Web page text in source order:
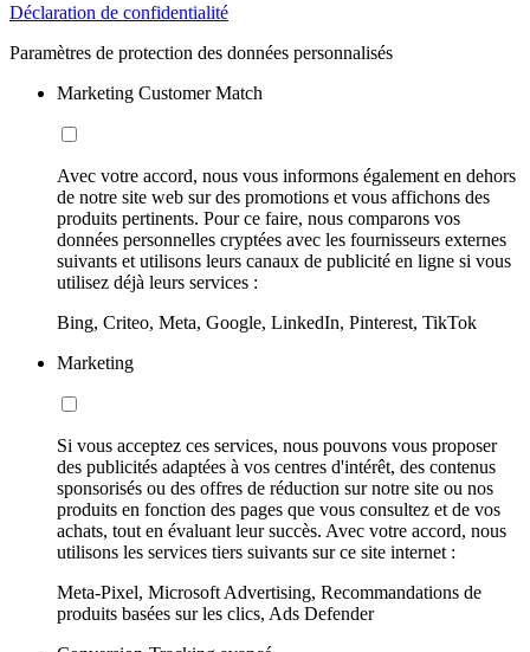
Déclaration de confidentialité
Paramètres de protection des données personnalisés
Marketing Customer Match
Avec votre accord, nous vous informons également en dehors
de notre site web sur des promotions et vous affichons des
produits pertinents. Pour ce faire, nous comparons vos
données personnelles cryptées avec les fournisseurs externes
suivants et utilisons leurs canaux de publicité en ligne si vous
utilisez déjà leurs services :
Bing, Criteo, Meta, Google, LinkedIn, Pinterest, TikTok
Marketing
Si vous acceptez ces services, nous pouvons vous proposer
des publicités adaptées à vos centres d'intérêt, des contenus
sponsorisés ou des offres de réduction sur notre site ou nos
produits en fonction des pages que vous consultez et de vos
achats, tout en évaluant leur succès. Avec votre accord, nous
utilisons les services tiers suivants sur ce site internet :
Meta-Pixel, Microsoft Advertising, Recommandations de
produits basées sur les clics, Ads Defender